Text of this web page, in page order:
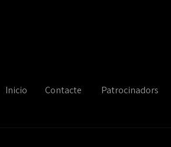
Inicio Contacte Patrocinadors